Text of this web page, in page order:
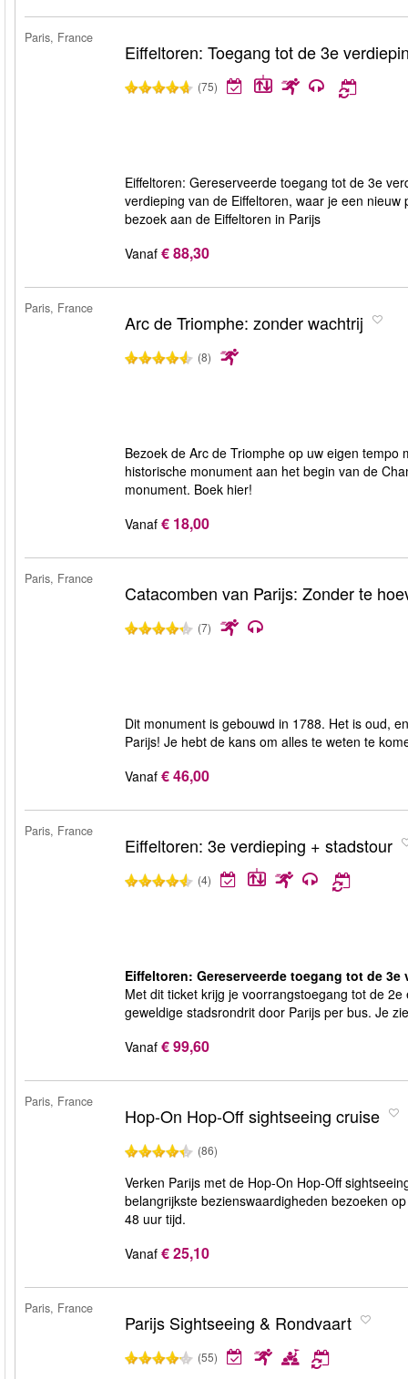
Paris, France
Eiffeltoren: Toegang tot de 3e
(75)
Eiffeltoren: Gereserveerde toegang tot de 3e
verdieping van de Eiffeltoren, waar je een
bezoek aan de Eiffeltoren in Parijs
Vanaf € 88,30
Paris, France
Arc de Triomphe: zonder wachtrij
(8)
Bezoek de Arc de Triomphe op uw eigen
historische monument aan het begin van de
monument. Boek hier!
Vanaf € 18,00
Paris, France
Catacomben van Parijs: Zonder te
(7)
Dit monument is gebouwd in 1788. Het is oud,
Parijs! Je hebt de kans om alles te weten te
Vanaf € 46,00
Paris, France
Eiffeltoren: 3e verdieping + stadstour
(4)
Eiffeltoren: Gereserveerde toegang tot de
Met dit ticket krijg je voorrangstoegang tot de
geweldige stadsrondrit door Parijs per bus. Je
Vanaf € 99,60
Paris, France
Hop-On Hop-Off sightseeing cruise
(86)
Verken Parijs met de Hop-On Hop-Off
belangrijkste bezienswaardigheden bezoeken
48 uur tijd.
Vanaf € 25,10
Paris, France
Parijs Sightseeing & Rondvaart
(55)